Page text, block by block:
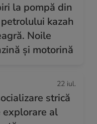
la pompă din
kazah
Noile
și motorină
22 iul.
strică
al